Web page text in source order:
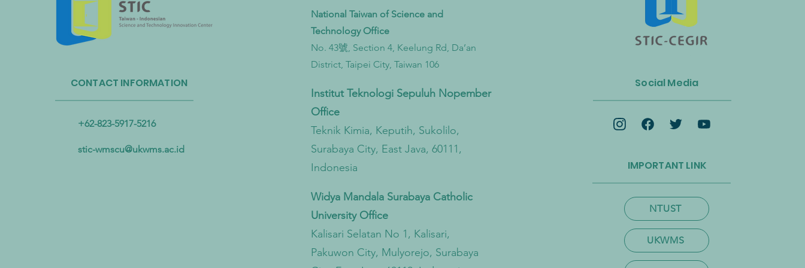
Internasional Taoyuan Bermitra
untuk Mendorong Sirkulasi
Sumber Daya Plastik
Taiwan Perkuat Kemitraan Lintas
Kementerian untuk Mengatasi
Pencemaran Mikroplastik dari
Darat hingga Laut
untuk Mempercepat Ekonomi
Sirkular dan Transisi Net-Zero
CONTACT INFORMATION
+62-823-5917-5216
stic-wmscu@ukwms.ac.id
National Taiwan of Science and
Technology Office
No. 43號, Section 4, Keelung Rd, Da’an
District, Taipei City, Taiwan 106
Institut Teknologi Sepuluh Nopember
Office
Teknik Kimia, Keputih, Sukolilo,
Surabaya City, East Java, 60111,
Indonesia
Widya Mandala Surabaya Catholic
University Office
Kalisari Selatan No 1, Kalisari,
Pakuwon City, Mulyorejo, Surabaya
Social Media
IMPORTANT LINK
NTUST
UKWMS